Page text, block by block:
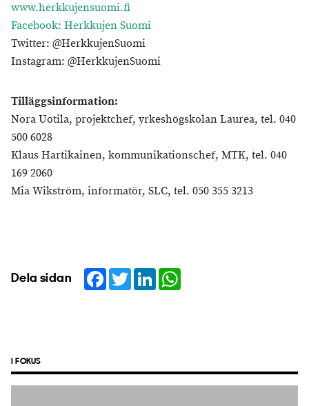
www.herkkujensuomi.fi
Facebook: Herkkujen Suomi
Twitter: @HerkkujenSuomi
Instagram: @HerkkujenSuomi
Tilläggsinformation:
Nora Uotila, projektchef, yrkeshögskolan Laurea, tel. 040
500 6028
Klaus Hartikainen, kommunikationschef, MTK, tel. 040
169 2060
Mia Wikström, informatör, SLC, tel. 050 355 3213
Dela sidan Facebook
TwitterLinkedIn
I FOKUS